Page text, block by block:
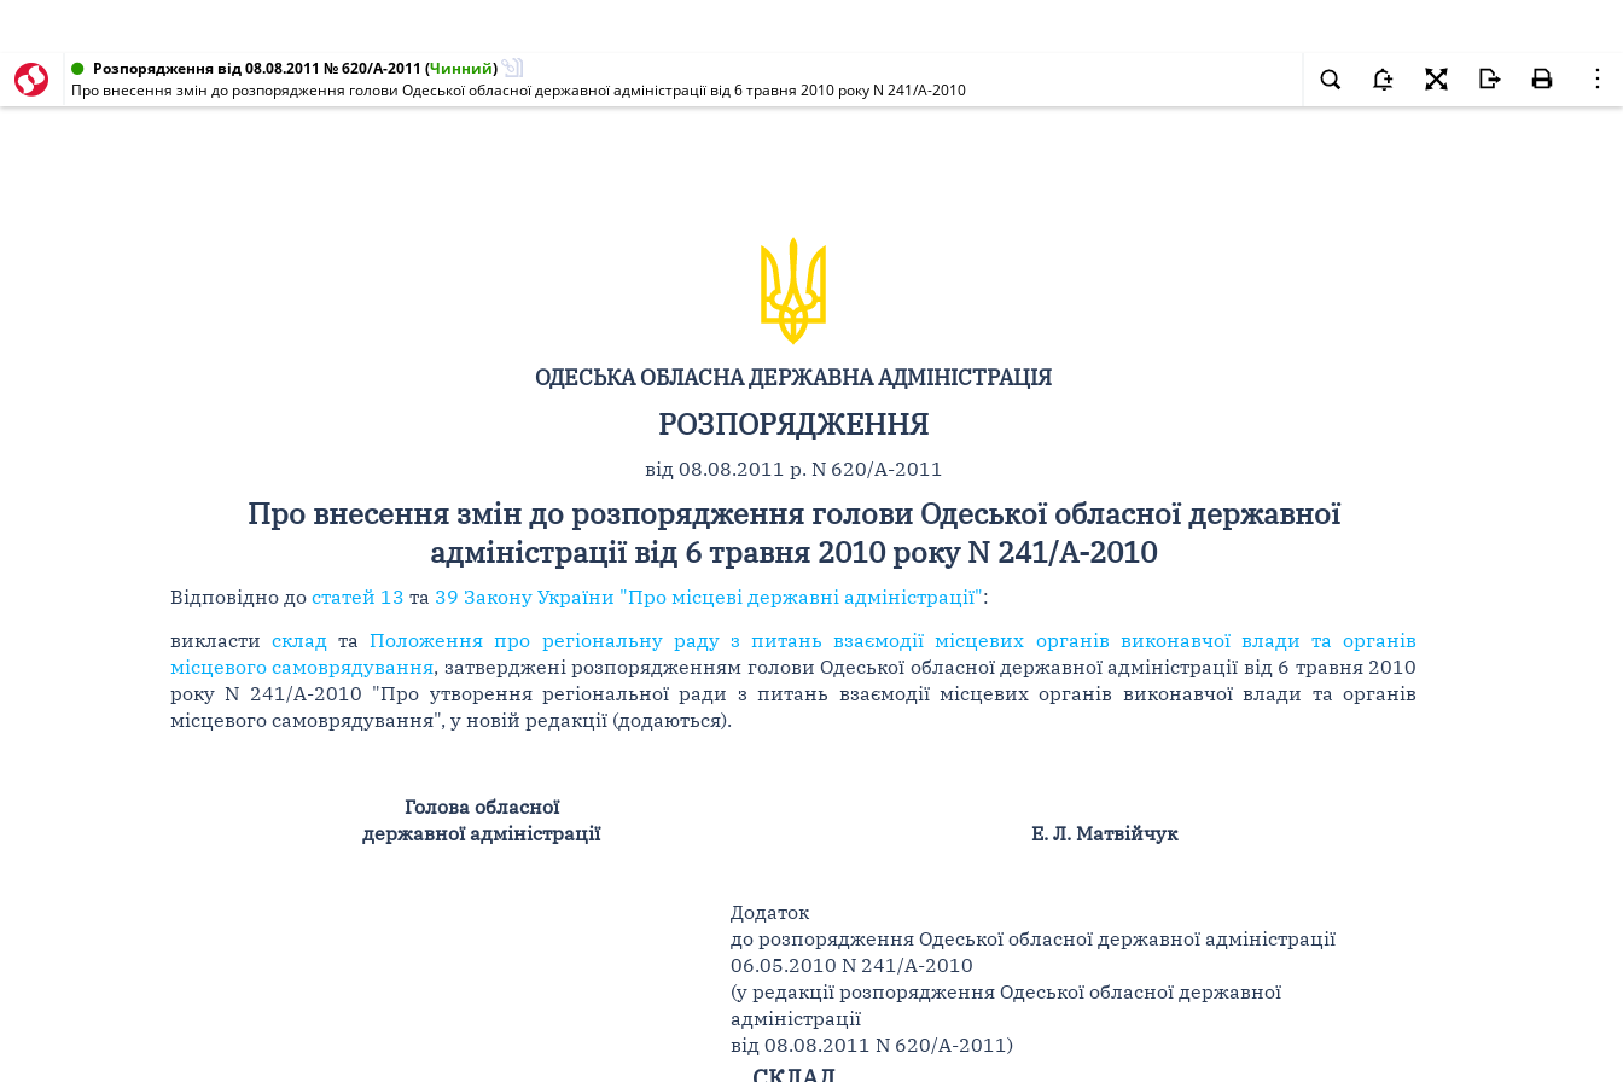
Розпорядження від 08.08.2011 № 620/А-2011 (Чинний)
Про внесення змін до розпорядження голови Одеської обласної державної адміністрації від 6 травня 2010 року N 241/А-2010
ОДЕСЬКА ОБЛАСНА ДЕРЖАВНА АДМІНІСТРАЦІЯ
РОЗПОРЯДЖЕННЯ
від 08.08.2011 р. N 620/А-2011
Про внесення змін до розпорядження голови Одеської обласної державної
адміністрації від 6 травня 2010 року N 241/А-2010
Відповідно до статей 13 та 39 Закону України "Про місцеві державні адміністрації":
викласти склад таПоложення про регіональну раду з питань взаємодії місцевих органів виконавчої влади та органів
місцевого самоврядування, затверджені розпорядженням голови Одеської обласної державної адміністрації від 6 травня 2010
року N 241/А-2010 "Про утворення регіональної ради з питань взаємодії місцевих органів виконавчої влади та органів
місцевого самоврядування", у новій редакції (додаються).
Голова обласної
державної адміністрації
Е. Л. Матвійчук
Додаток
до розпорядження Одеської обласної державної адміністрації
06.05.2010 N 241/А-2010
(у редакції розпорядження Одеської обласної державної
адміністрації
від 08.08.2011 N 620/А-2011)